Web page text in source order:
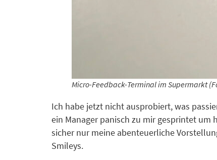
Micro-Feedback-Terminal im Supermarkt
Ich habe jetzt nicht ausprobiert, was
ein Manager panisch zu mir gesprintet um
sicher nur meine abenteuerliche
Smileys.